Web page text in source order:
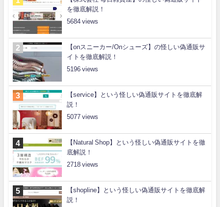
を徹底解説！
5684
【onスニーカー/Onシューズ】の怪しい偽通販サ
イトを徹底解説！
5196
【service】という怪しい偽通販サイトを徹底解
説！
5077
【Natural Shop】という怪しい偽通販サイトを徹
底解説！
2718
【shopline】という怪しい偽通販サイトを徹底解
説！